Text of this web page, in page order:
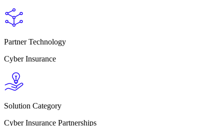
Partner Technology
Cyber Insurance
Solution Category
Cyber Insurance Partnerships